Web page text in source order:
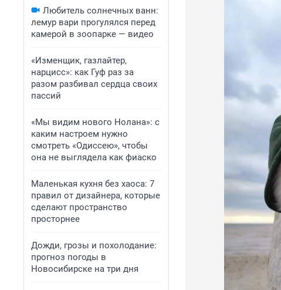
Любитель солнечных ванн:
лемур вари прогулялся перед
камерой в зоопарке — видео
«Изменщик, газлайтер,
нарцисс»: как Гуф раз за
разом разбивал сердца своих
пассий
«Мы видим нового Нолана»: с
каким настроем нужно
смотреть «Одиссею», чтобы
она не выглядела как фиаско
Маленькая кухня без хаоса: 7
правил от дизайнера, которые
сделают пространство
просторнее
Дожди, грозы и похолодание:
прогноз погоды в
Новосибирске на три дня